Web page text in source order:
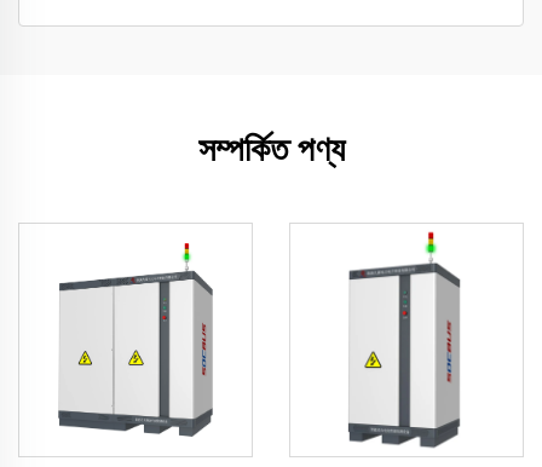
সম্পর্কিত পণ্য